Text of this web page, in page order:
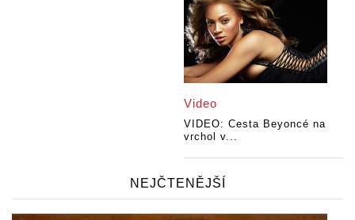
Video
VIDEO: Cesta Beyoncé na
vrchol v...
NEJČTENĚJŠÍ